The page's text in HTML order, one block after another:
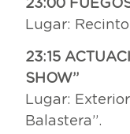
Lugar:
23:15
SHOW”
Lugar:
Balastera”.